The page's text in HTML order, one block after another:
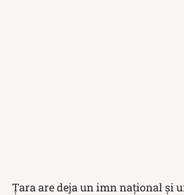
Țara are deja un imn naţional şi